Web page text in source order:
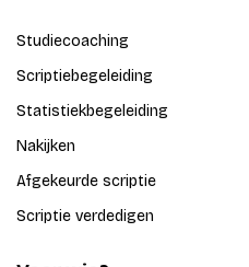
Studiecoaching
Scriptiebegeleiding
Statistiekbegeleiding
Nakijken
Afgekeurde scriptie
Scriptie verdedigen